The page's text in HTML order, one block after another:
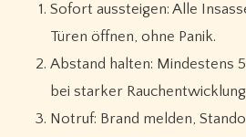
Sofort aussteigen: Alle
Türen öffnen, ohne Panik.
Abstand halten: Mindestens
bei starker
Notruf: Brand melden,